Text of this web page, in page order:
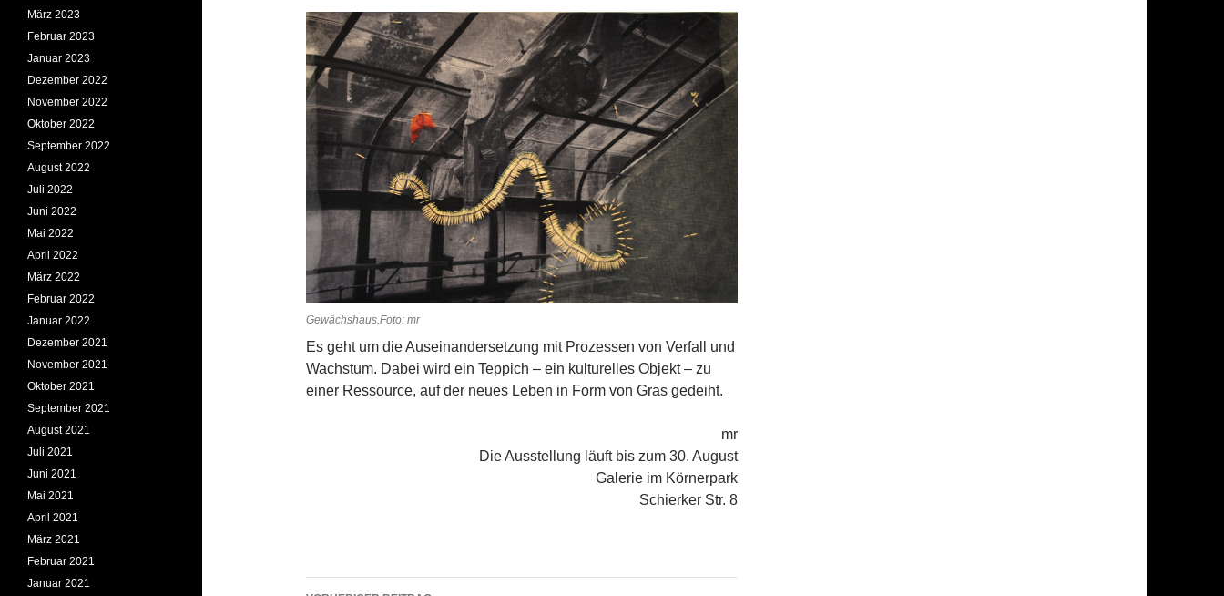
Gewächshaus.Foto: mr
Es geht um die Auseinandersetzung mit Prozessen von Verfall und
Wachstum. Dabei wird ein Teppich – ein kulturelles Objekt – zu
einer Ressource, auf der neues Leben in Form von Gras gedeiht.
mr
Die Ausstellung läuft bis zum 30. August
Galerie im Körnerpark
Schierker Str. 8
März 2023
Februar 2023
Januar 2023
Dezember 2022
November 2022
Oktober 2022
September 2022
August 2022
Juli 2022
Juni 2022
Mai 2022
April 2022
März 2022
Februar 2022
Januar 2022
Dezember 2021
November 2021
Oktober 2021
September 2021
August 2021
Juli 2021
Juni 2021
Mai 2021
April 2021
März 2021
Februar 2021
Januar 2021